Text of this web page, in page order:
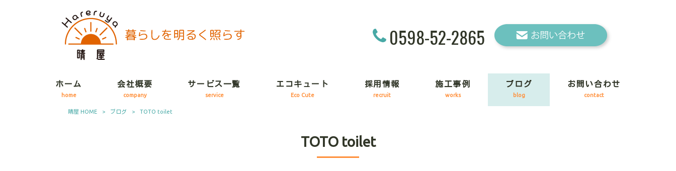
0598-52-2865
ホーム
home
会社概要
company
サービス一覧
service
エコキュート
Eco Cute
採用情報
recruit
施工事例
works
ブログ
blog
お問い合わせ
contact
晴屋 HOME > ブログ > TOTO toilet
TOTO toilet